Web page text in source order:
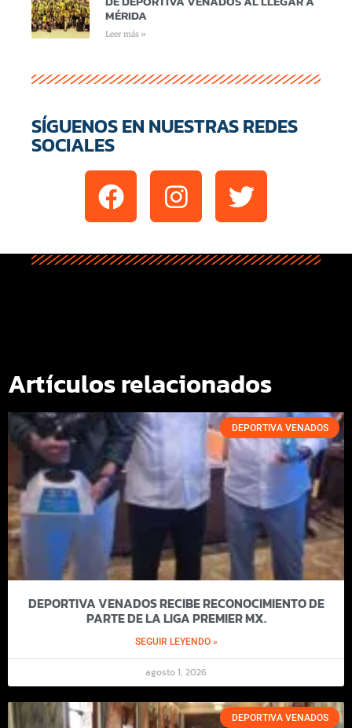
MÉRIDA
Leer más »
SÍGUENOS EN NUESTRAS REDES
SOCIALES
Artículos relacionados
DEPORTIVA VENADOS
DEPORTIVA VENADOS RECIBE RECONOCIMIENTO DE
PARTE DE LA LIGA PREMIER MX.
SEGUIR LEYENDO »
agosto 1, 2026
DEPORTIVA VENADOS